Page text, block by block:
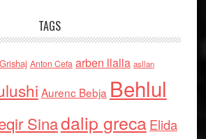
TAGS
Anton Cefa arben llalla asllan
Aurenc Bebja Behlul
Sinadalip grecaElida